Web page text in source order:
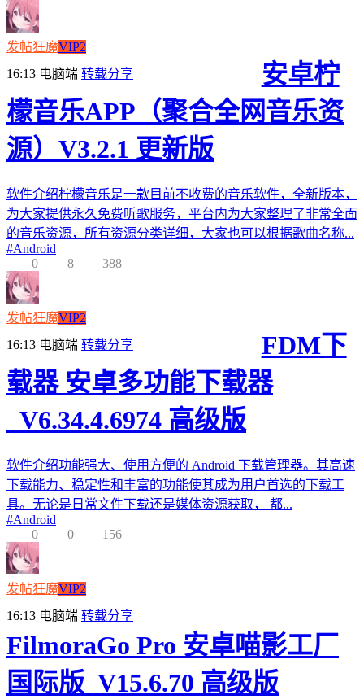
发帖狂魔VIP2
16:13 电脑端 转载分享
安卓柠
檬音乐APP（聚合全网音乐资
源）V3.2.1 更新版
软件介绍柠檬音乐是一款目前不收费的音乐软件，全新版本，
为大家提供永久免费听歌服务，平台内为大家整理了非常全面
的音乐资源，所有资源分类详细，大家也可以根据歌曲名称...
#Android
0
8 388
发帖狂魔VIP2
16:13 电脑端 转载分享
FDM下
载器 安卓多功能下载器
_V6.34.4.6974 高级版
软件介绍功能强大、使用方便的 Android 下载管理器。其高速
下载能力、稳定性和丰富的功能使其成为用户首选的下载工
具。无论是日常文件下载还是媒体资源获取， 都...
#Android
0
0 156
发帖狂魔VIP2
16:13 电脑端 转载分享
FilmoraGo Pro 安卓喵影工厂
国际版_V15.6.70 高级版